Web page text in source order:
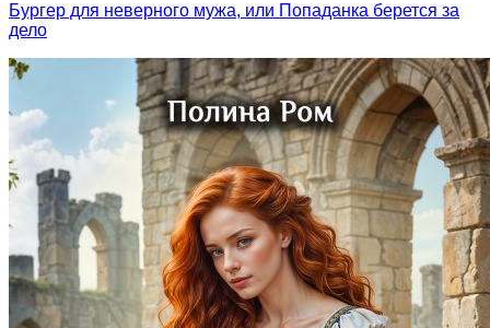
Бургер для неверного мужа, или Попаданка берется за
дело